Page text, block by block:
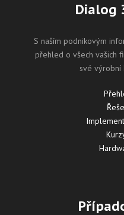
Dialog
S naším podnikovým
přehled o všech vašich
své výrobní